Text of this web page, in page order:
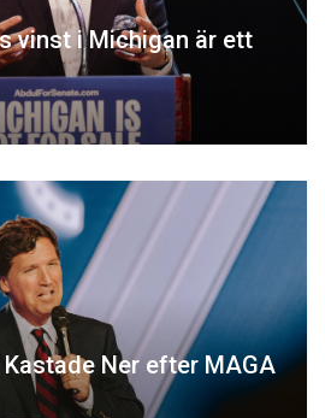
vinst i Michigan är ett
Ner efter MAGA